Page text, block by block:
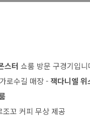
스터 쇼룸 방문 구경기입니
로수길 매장 - 잭다니엘 위
조꼬 커피 무상 제공